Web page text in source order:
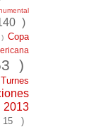
)
Copa
)
2013
)